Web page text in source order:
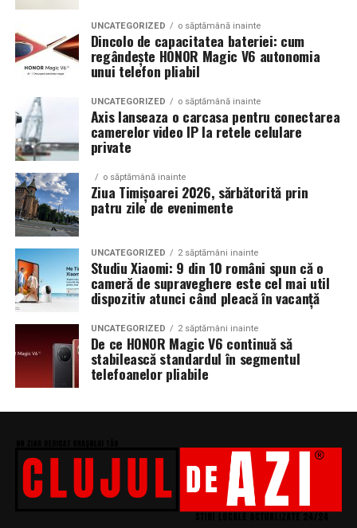
UNCATEGORIZED o săptămână inainte
Dincolo de capacitatea bateriei: cum
regândește HONOR Magic V6 autonomia
unui telefon pliabil
UNCATEGORIZED o săptămână inainte
Axis lanseaza o carcasa pentru conectarea
camerelor video IP la retele celulare
private
o săptămână inainte
Ziua Timișoarei 2026, sărbătorită prin
patru zile de evenimente
UNCATEGORIZED 2 săptămâni inainte
Studiu Xiaomi: 9 din 10 români spun că o
cameră de supraveghere este cel mai util
dispozitiv atunci când pleacă în vacanță
UNCATEGORIZED 2 săptămâni inainte
De ce HONOR Magic V6 continuă să
stabilească standardul în segmentul
telefoanelor pliabile